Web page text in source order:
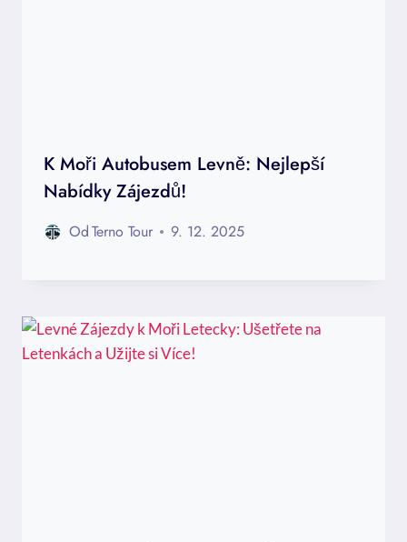
K Moři Autobusem Levně: Nejlepší
Nabídky Zájezdů!
OdTerno Tour 9. 12. 2025